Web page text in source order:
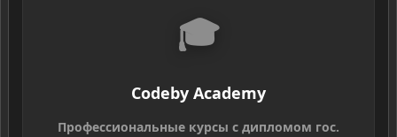
🎓
Codeby Academy
Профессиональные курсы с дипломом гос.